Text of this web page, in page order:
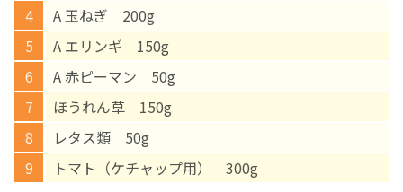
A 玉ねぎ 200g
A エリンギ 150g
A 赤ピーマン 50g
ほうれん草 150g
レタス類 50g
トマト（ケチャップ用） 300g
医師プロフィール
English Page